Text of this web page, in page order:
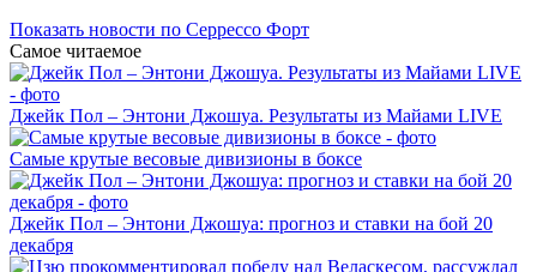
Показать новости по Серрессо Форт
Самое читаемое
Джейк Пол – Энтони Джошуа. Результаты из Майами LIVE
Самые крутые весовые дивизионы в боксе
Джейк Пол – Энтони Джошуа: прогноз и ставки на бой 20
декабря